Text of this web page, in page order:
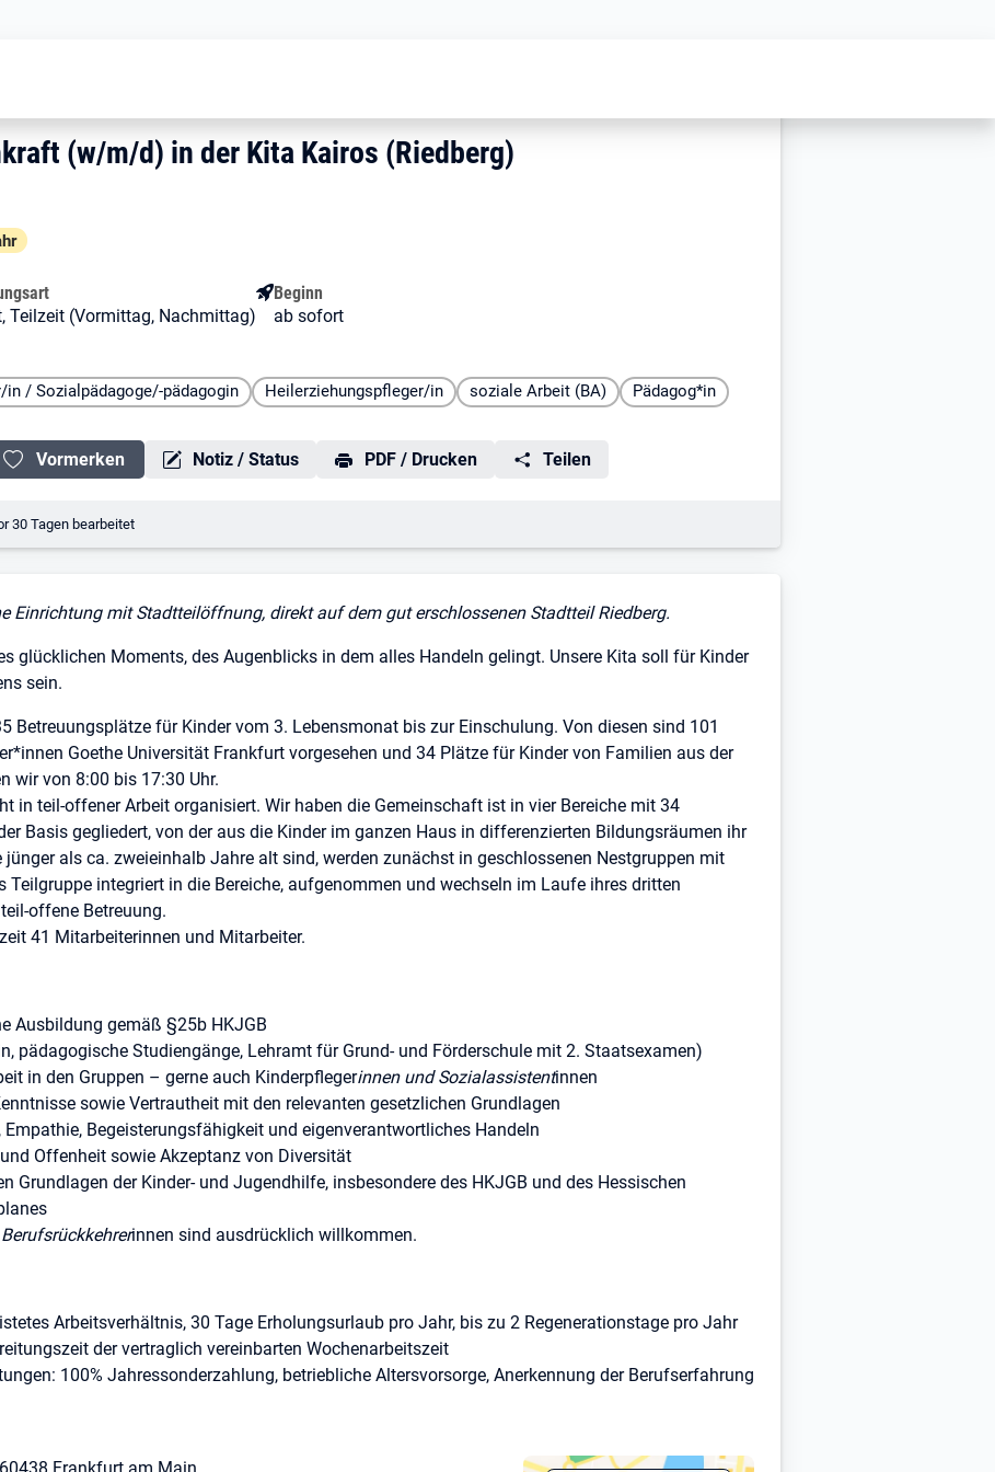
Fachkraft (w/m/d) in der Kita Kairos (Riedberg)
(w/m/d) in der Kita Kairos (Riedberg)
(w/m/d) in der Kita Kairos (Riedberg)
(w/m/d) in der Kita Kairos (Riedberg)
Teilzeit (Vormittag, Nachmittag)
Beginn
ab sofort
in / Sozialpädagoge/-pädagogin Heilerziehungspfleger/in soziale Arbeit (BA) Pädagog*in
Vormerken Notiz / Status PDF / Drucken Teilen
30 Tagen bearbeitet
Einrichtung mit Stadtteilöffnung, direkt auf dem gut erschlossenen Stadtteil Riedberg.
glücklichen Moments, des Augenblicks in dem alles Handeln gelingt. Unsere Kita soll für Kinder
sein.
Betreuungsplätze für Kinder vom 3. Lebensmonat bis zur Einschulung. Von diesen sind 101
Goethe Universität Frankfurt vorgesehen und 34 Plätze für Kinder von Familien aus der
wir von 8:00 bis 17:30 Uhr.
in teil-offener Arbeit organisiert. Wir haben die Gemeinschaft ist in vier Bereiche mit 34
Basis gegliedert, von der aus die Kinder im ganzen Haus in differenzierten Bildungsräumen ihr
als ca. zweieinhalb Jahre alt sind, werden zunächst in geschlossenen Nestgruppen mit
Teilgruppe integriert in die Bereiche, aufgenommen und wechseln im Laufe ihres dritten
offene Betreuung.
41 Mitarbeiterinnen und Mitarbeiter.
Ausbildung gemäß §25b HKJGB
pädagogische Studiengänge, Lehramt für Grund- und Förderschule mit 2. Staatsexamen)
in den Gruppen – gerne auch Kinderpflegerinnen und Sozialassistentinnen
sowie Vertrautheit mit den relevanten gesetzlichen Grundlagen
Begeisterungsfähigkeit und eigenverantwortliches Handeln
Offenheit sowie Akzeptanz von Diversität
Grundlagen der Kinder- und Jugendhilfe, insbesondere des HKJGB und des Hessischen
innen sind ausdrücklich willkommen.
Arbeitsverhältnis, 30 Tage Erholungsurlaub pro Jahr, bis zu 2 Regenerationstage pro Jahr
der vertraglich vereinbarten Wochenarbeitszeit
100% Jahressonderzahlung, betriebliche Altersvorsorge, Anerkennung der Berufserfahrung
nach Anerkennungsjahr oder mit abgeschlossenem Studium: 3.942,64€ brutto/Vollzeit